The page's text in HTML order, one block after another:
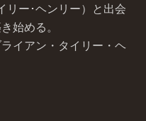
リー･ヘンリー）と出会
始める。
イアン・タイリー・ヘ